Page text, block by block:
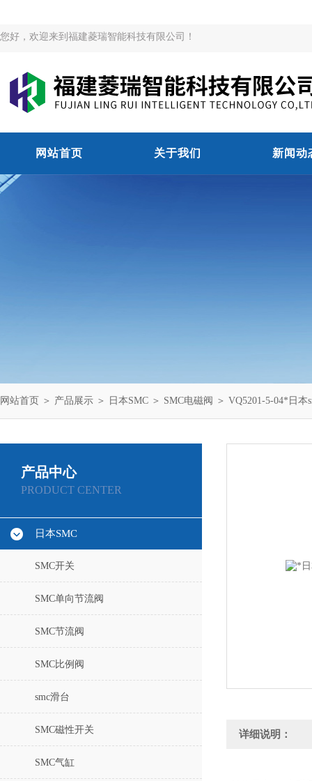
您好，欢迎来到福建菱瑞智能科技有限公司！
网站首页 关于我们 新闻动
网站首页 ＞ 产品展示 ＞ 日本SMC ＞ SMC电磁阀 ＞ VQ5201-5-04*日本
产品中心
PRODUCT CENTER
日本SMC
SMC开关
SMC单向节流阀
SMC节流阀
SMC比例阀
smc滑台
SMC磁性开关
SMC气缸
详细说明：